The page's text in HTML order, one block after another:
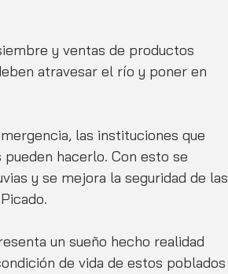
y ventas de productos
atravesar el río y poner en
las instituciones que
hacerlo. Con esto se
y se mejora la seguridad de las
un sueño hecho realidad
de vida de estos poblados